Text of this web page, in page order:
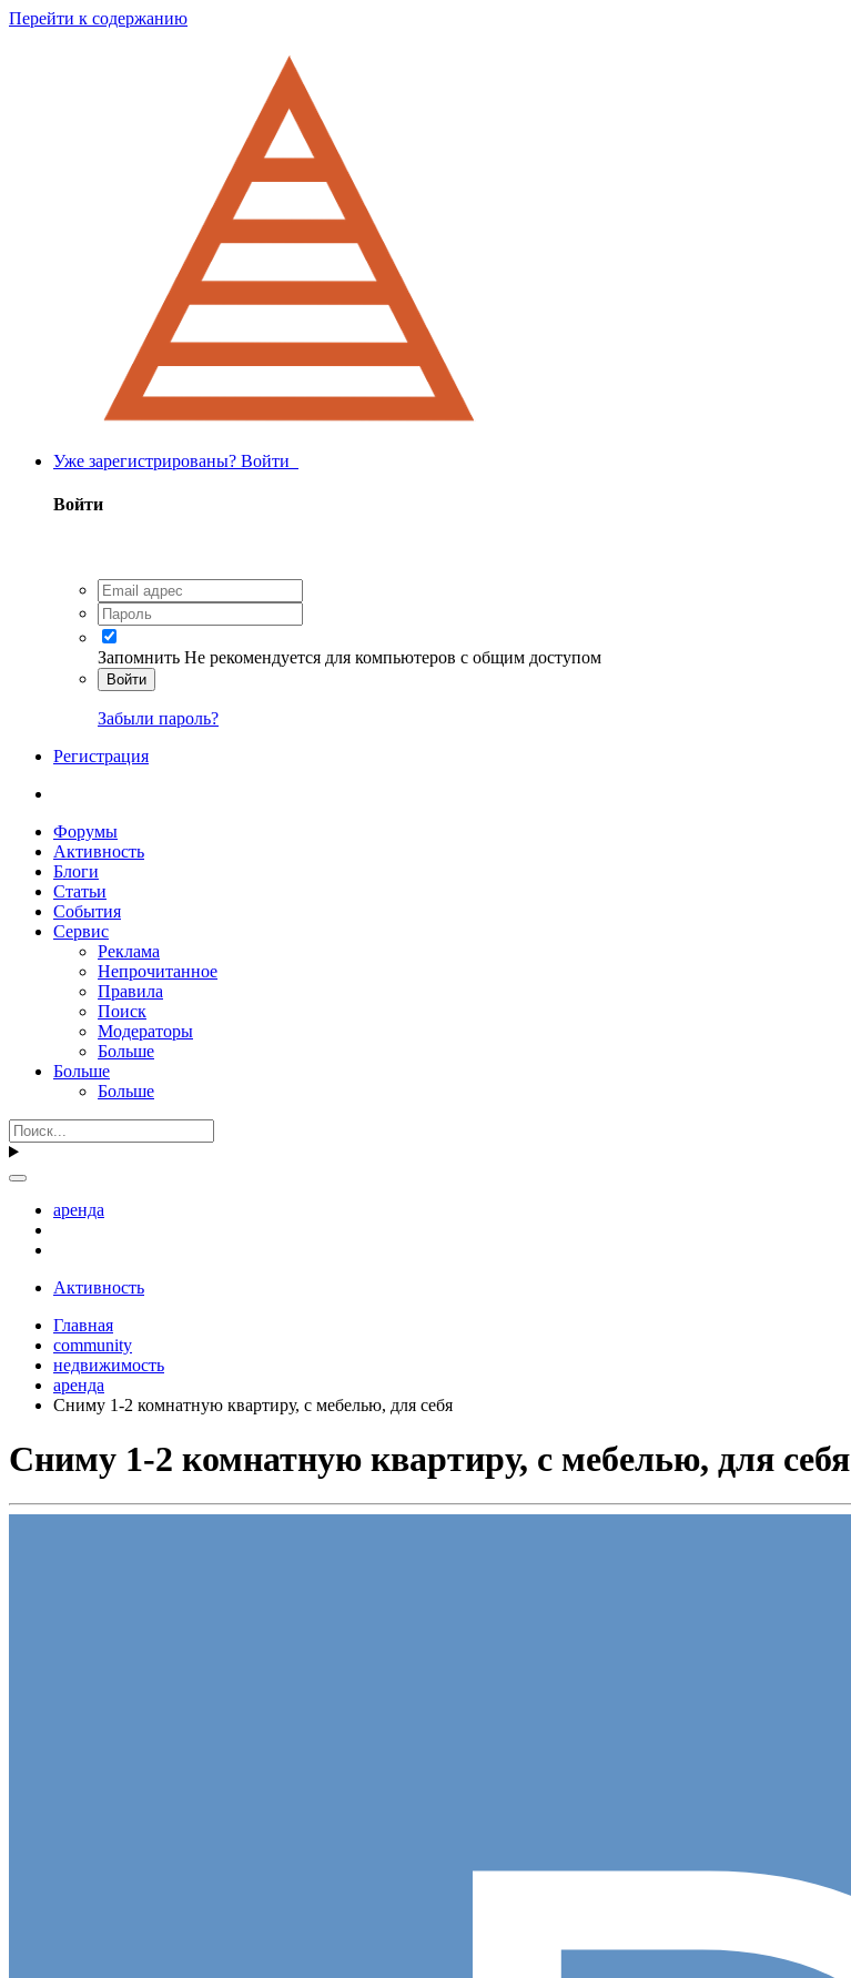
Перейти к содержанию
Уже зарегистрированы? Войти
Войти
Запомнить Не рекомендуется для компьютеров с общим доступом
Войти
Забыли пароль?
Регистрация
Форумы
Активность
Блоги
Статьи
События
Сервис
Реклама
Непрочитанное
Правила
Поиск
Модераторы
Больше
Больше
Больше
аренда
Активность
Главная
community
недвижимость
аренда
Сниму 1-2 комнатную квартиру, с мебелью, для себя
Сниму 1-2 комнатную квартиру, с мебелью, для себя